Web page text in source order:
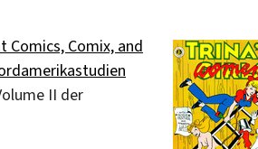
Comics, Comix, and
II der